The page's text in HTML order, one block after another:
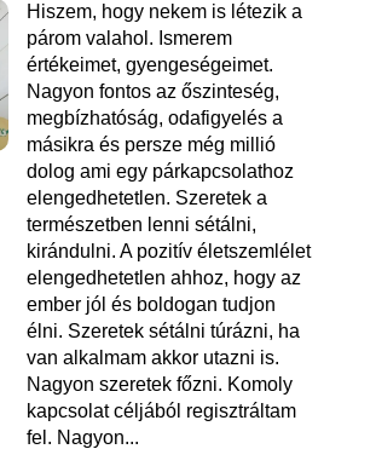
Hiszem, hogy nekem is létezik a
párom valahol. Ismerem
értékeimet, gyengeségeimet.
Nagyon fontos az őszinteség,
megbízhatóság, odafigyelés a
másikra és persze még millió
dolog ami egy párkapcsolathoz
elengedhetetlen. Szeretek a
természetben lenni sétálni,
kirándulni. A pozitív életszemlélet
elengedhetetlen ahhoz, hogy az
ember jól és boldogan tudjon
élni. Szeretek sétálni túrázni, ha
van alkalmam akkor utazni is.
Nagyon szeretek főzni. Komoly
kapcsolat céljából regisztráltam
fel. Nagyon...